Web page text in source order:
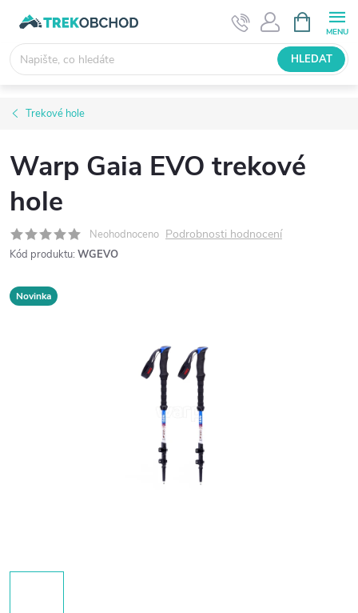
obsah
NÁKUPNÍ
KOŠÍK
HLEDAT
Trekové hole
Warp Gaia EVO trekové
hole
Neohodnoceno Podrobnosti hodnocení
Kód produktu: WGEVO
Novinka